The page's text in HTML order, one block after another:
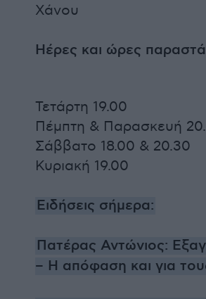
Χάνου
Ηέρες και ώρες
Τετάρτη 19.00
Πέμπτη & Παρασκευή
Σάββατο 18.00 & 20.30
Κυριακή 19.00
Ειδήσεις σήμερα:
Πατέρας Αντώνιος:
– Η απόφαση και για